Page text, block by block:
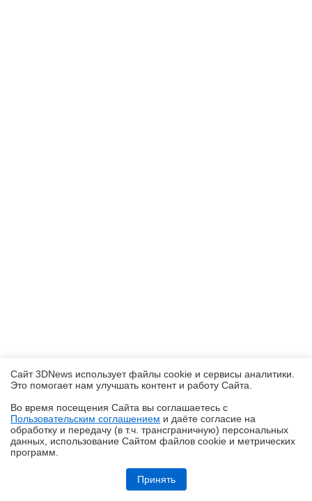
Обзор робота-газонокосилки Dreame Roboticmower A1 Pro 2000: когда
на дачу приезжаешь только отдыхать
Сайт 3DNews использует файлы cookie и сервисы аналитики.
Это помогает нам улучшать контент и работу Cайта.
Во время посещения Cайта вы соглашаетесь с
Пользовательским соглашением и даёте согласие на
обработку и передачу (в т.ч. трансграничную) персональных
данных, использование Cайтом файлов cookie и метрических
программ.
Принять